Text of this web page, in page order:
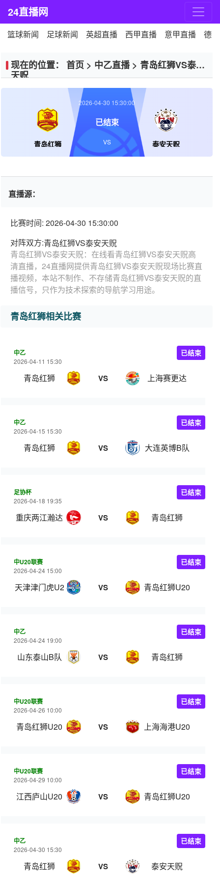
24直播网
篮球新闻 足球新闻 英超直播 西甲直播 意甲直播 德
现在的位置： 首页 > 中乙直播> 青岛红狮VS泰安
天贶
青岛红狮 泰安天贶
2026-04-30 15:30:00
已结束
VS
直播源：
比赛时间: 2026-04-30 15:30:00
对阵双方:青岛红狮VS泰安天贶
青岛红狮VS泰安天贶：在线看青岛红狮VS泰安天贶高
清直播，24直播网提供青岛红狮VS泰安天贶现场比赛直
播视频，本站不制作、不存储青岛红狮VS泰安天贶的直
播信号，只作为技术探索的导航学习用途。
青岛红狮相关比赛
中乙
2026-04-11 15:30
青岛红狮 VS 上海赛更达
已结束
中乙
2026-04-15 15:30
青岛红狮 VS 大连英博B队
已结束
足协杯
2026-04-18 19:35
重庆两江瀚达 VS 青岛红狮
已结束
中U20联赛
2026-04-24 15:00
天津津门虎U20 VS 青岛红狮U20
已结束
中乙
2026-04-24 19:00
山东泰山B队 VS 青岛红狮
已结束
中U20联赛
2026-04-26 10:00
青岛红狮U20 VS 上海海港U20
已结束
中U20联赛
2026-04-29 10:00
江西庐山U20 VS 青岛红狮U20
已结束
中乙
2026-04-30 15:30
青岛红狮 VS 泰安天贶
已结束